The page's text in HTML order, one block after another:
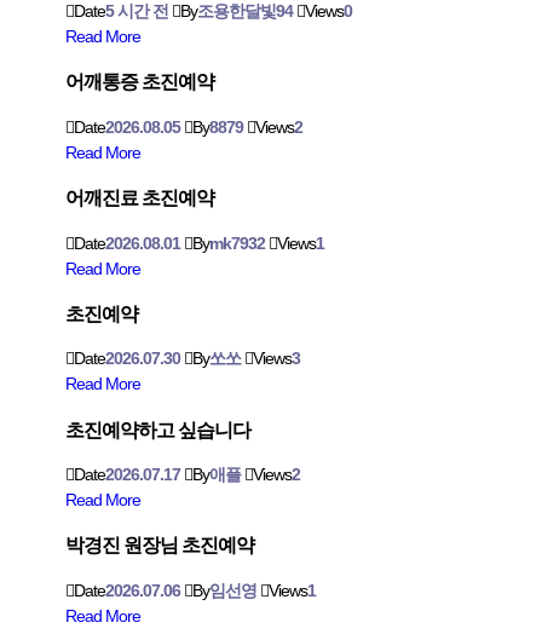
Date5 시간 전 By조용한달빛94 Views0
Read More
어깨통증 초진예약
Date2026.08.05 By8879 Views2
Read More
어깨진료 초진예약
Date2026.08.01 Bymk7932 Views1
Read More
초진예약
Date2026.07.30 By쏘쏘 Views3
Read More
초진예약하고 싶습니다
Date2026.07.17 By애플 Views2
Read More
박경진 원장님 초진예약
Date2026.07.06 By임선영 Views1
Read More